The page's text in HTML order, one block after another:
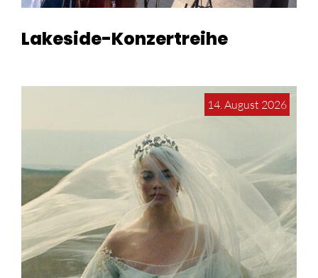
Lakeside-Konzertreihe
14. August 2026